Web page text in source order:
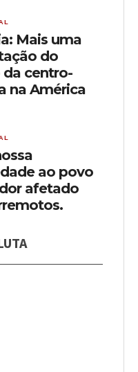
Mais uma
do
da centro-
na América
ao povo
afetado